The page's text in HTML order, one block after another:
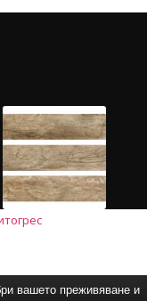
вашето преживяване и